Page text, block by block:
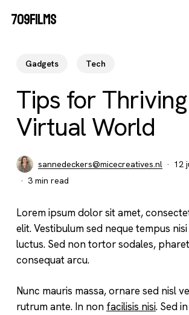
709FILMS
Gadgets Tech
Tips for
Virtual World
sannedeckers@micecreatives.nl
12
3 min read
Lorem ipsum dolor sit amet,
elit. Vestibulum sed neque tempus
luctus. Sed non tortor sodales,
consequat arcu.
Nunc mauris massa, ornare sed nisl
rutrum ante. In non facilisis nisi. Sed